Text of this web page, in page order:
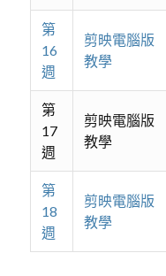
第
16
週
剪映電腦版
教學
第
17
週
剪映電腦版
教學
第
18
週
剪映電腦版
教學